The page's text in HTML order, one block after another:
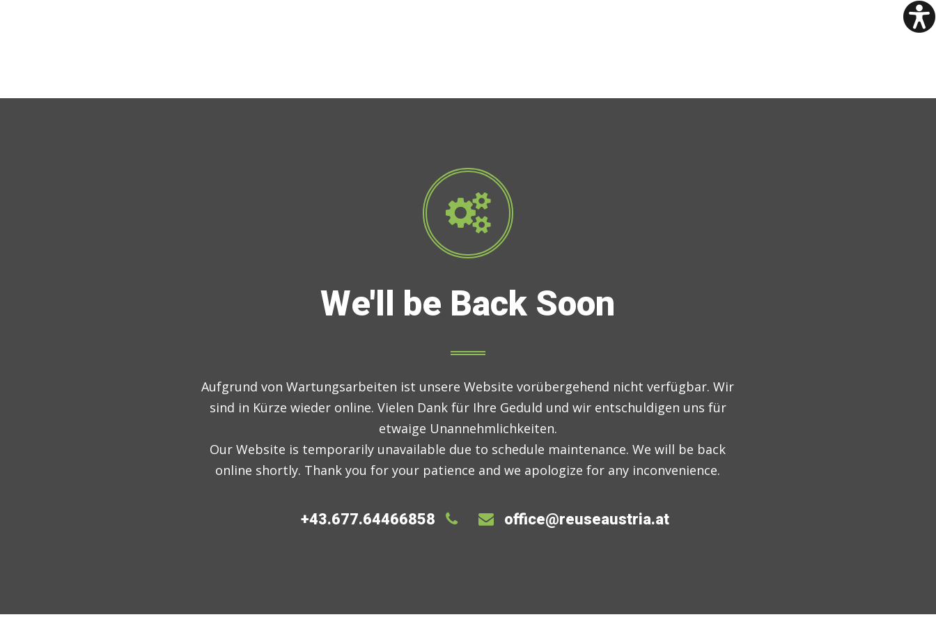
We'll be Back Soon
Aufgrund von Wartungsarbeiten ist unsere Website vorübergehend nicht verfügbar. Wir
sind in Kürze wieder online. Vielen Dank für Ihre Geduld und wir entschuldigen uns für
etwaige Unannehmlichkeiten.
Our Website is temporarily unavailable due to schedule maintenance. We will be back
online shortly. Thank you for your patience and we apologize for any inconvenience.
+43.677.64466858 office@reuseaustria.at